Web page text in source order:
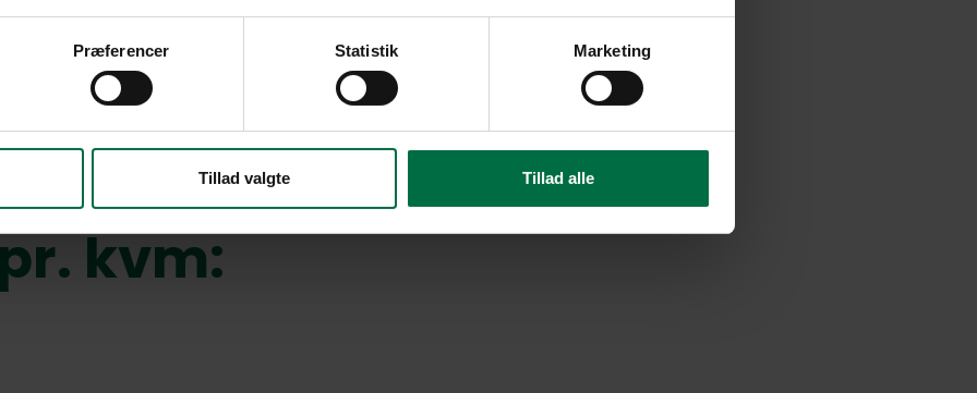
Præferencer Statistik Marketing
Tillad valgte Tillad alle
kvm: